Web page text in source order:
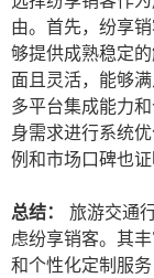
由。首先，纷享
够提供成熟稳定
面且灵活，能够
多平台集成能力
身需求进行系统
例和市场口碑也
总结：
旅游交通
虑纷享销客。其
和个性化定制服